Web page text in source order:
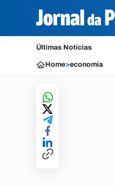
Últimas Notícias
Home>economia